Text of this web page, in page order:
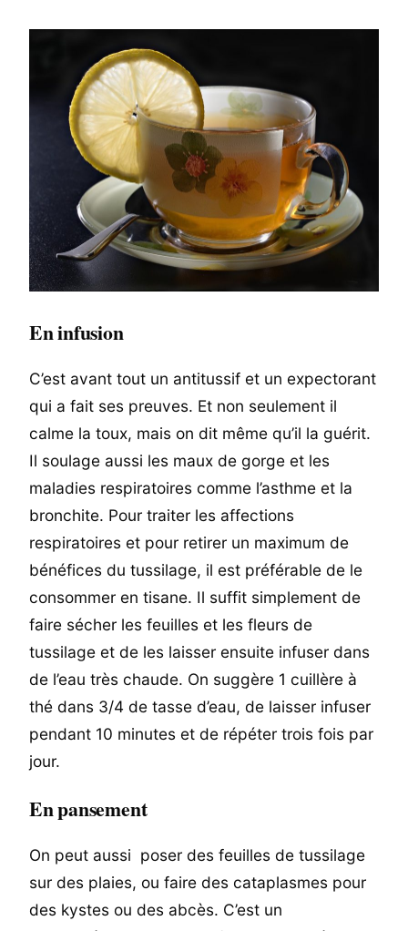
En infusion
C’est avant tout un antitussif et un expectorant
qui a fait ses preuves. Et non seulement il
calme la toux, mais on dit même qu’il la guérit.
Il soulage aussi les maux de gorge et les
maladies respiratoires comme l’asthme et la
bronchite. Pour traiter les affections
respiratoires et pour retirer un maximum de
bénéfices du tussilage, il est préférable de le
consommer en tisane. Il suffit simplement de
faire sécher les feuilles et les fleurs de
tussilage et de les laisser ensuite infuser dans
de l’eau très chaude. On suggère 1 cuillère à
thé dans 3/4 de tasse d’eau, de laisser infuser
pendant 10 minutes et de répéter trois fois par
jour.
En pansement
On peut aussi poser des feuilles de tussilage
sur des plaies, ou faire des cataplasmes pour
des kystes ou des abcès. C’est un